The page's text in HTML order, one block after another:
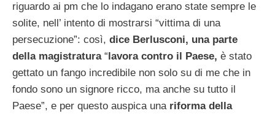
riguardo ai pm che lo indagano erano state sempre le
solite, nell’ intento di mostrarsi “vittima di una
persecuzione”: così, dice Berlusconi, una parte
della magistratura“ lavora contro il Paese, è stato
gettato un fango incredibile non solo su di me che in
fondo sono un signore ricco, ma anche su tutto il
Paese”, e per questo auspica una riforma della